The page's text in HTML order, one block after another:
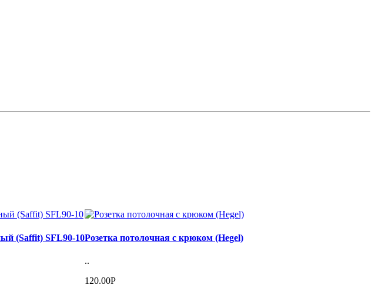
(Saffit) SFL90-10Розетка потолочная с крюком (Hegel)
..
120.00Р